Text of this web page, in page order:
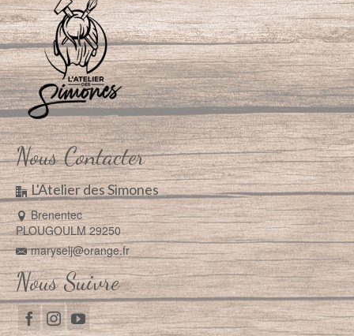
Nous Contacter
L'Atelier des Simones
Brenentec
PLOUGOULM 29250
maryselj@orange.fr
Nous Suivre